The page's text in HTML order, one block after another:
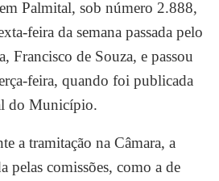
Palmital, sob número 2.888,
feira da semana passada pelo
Francisco de Souza, e passou
feira, quando foi publicada
do Município.
a tramitação na Câmara, a
pelas comissões, como a de